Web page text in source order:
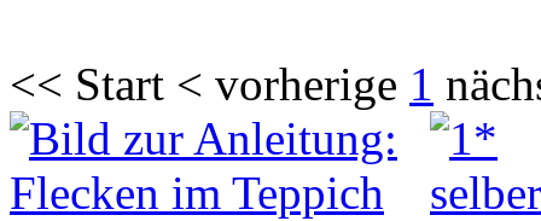
<< Start < vorherige 1